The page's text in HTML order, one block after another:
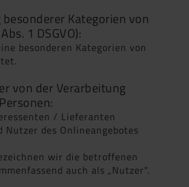
Kategorien von
1 DSGVO):
besonderen Kategorien von
von der Verarbeitung
/ Lieferanten
Nutzer des Onlineangebotes
wir die betroffenen
auch als „Nutzer".